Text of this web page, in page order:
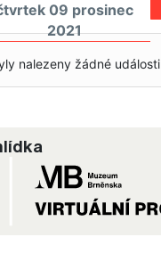
09 prosinec
2021
nalezeny žádné události